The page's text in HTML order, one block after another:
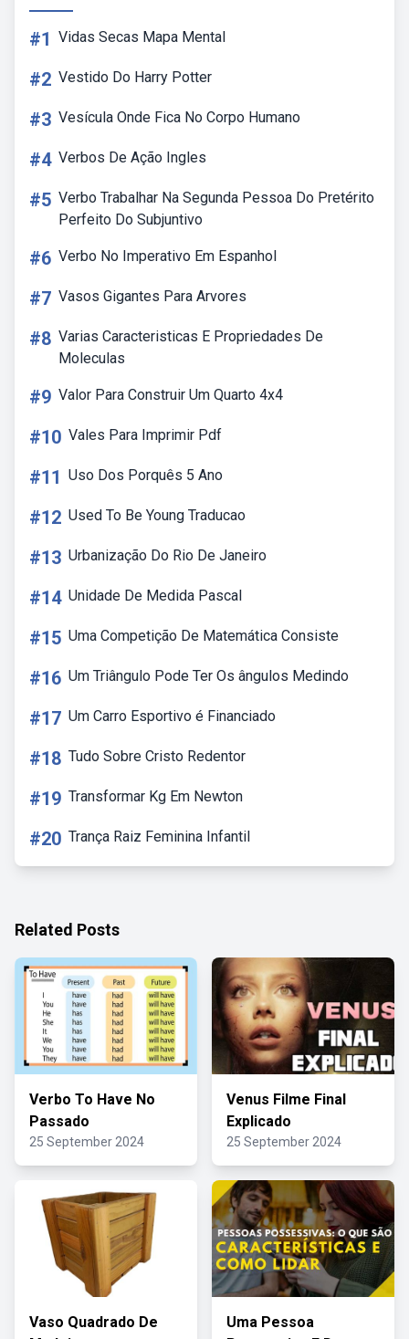
#1 Vidas Secas Mapa Mental
#2 Vestido Do Harry Potter
#3 Vesícula Onde Fica No Corpo Humano
#4 Verbos De Ação Ingles
#5 Verbo Trabalhar Na Segunda Pessoa Do Pretérito
Perfeito Do Subjuntivo
#6 Verbo No Imperativo Em Espanhol
#7 Vasos Gigantes Para Arvores
#8 Varias Caracteristicas E Propriedades De
Moleculas
#9 Valor Para Construir Um Quarto 4x4
#10 Vales Para Imprimir Pdf
#11 Uso Dos Porquês 5 Ano
#12 Used To Be Young Traducao
#13 Urbanização Do Rio De Janeiro
#14 Unidade De Medida Pascal
#15 Uma Competição De Matemática Consiste
#16 Um Triângulo Pode Ter Os ângulos Medindo
#17 Um Carro Esportivo é Financiado
#18 Tudo Sobre Cristo Redentor
#19 Transformar Kg Em Newton
#20 Trança Raiz Feminina Infantil
Related Posts
Verbo To Have No
Passado
25 September 2024
Venus Filme Final
Explicado
25 September 2024
Vaso Quadrado De
Uma Pessoa